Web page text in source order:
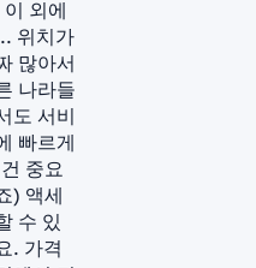
외에
위치가
많아서
나라들
도 서비
빠르게
중요
) 액세
수 있
. 가격